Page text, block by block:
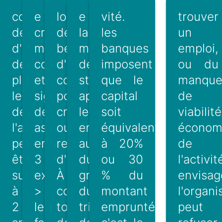
comme
demandeur
d'emploi.
de
plus,
le versement
de
l'are ne
peut
être
supérieur
à
2
e
création
m0
complété
et
signé
des
associés
en
3
exemplaires,
>
le
loyeur
de
bénéficier
d'un
congé
pour
création
ou
reprise
d'entreprise.
À
condition
toutefois
e
la
modification
des
statuts
après
leur
enregistrement
auprès
du
greffe
du
tribunal
vité.
les
banques
imposent
que le
capital
soit
équivalent
à 20%
ou 30
% du
montant
emprunté.
trouver
un
emploi,
ou du
manque
de
viabilité
de
peut